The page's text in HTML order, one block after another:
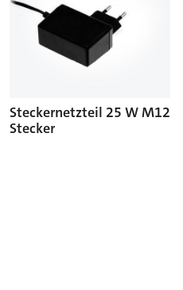
Steckernetzteil 25 W M12
Stecker